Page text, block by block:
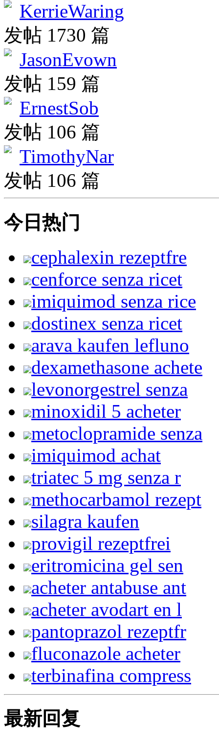
KerrieWaring
发帖 1730 篇
JasonEvown
发帖 159 篇
ErnestSob
发帖 106 篇
TimothyNar
发帖 106 篇
今日热门
cephalexin rezeptfre
cenforce senza ricet
imiquimod senza rice
dostinex senza ricet
arava kaufen lefluno
dexamethasone achete
levonorgestrel senza
minoxidil 5 acheter
metoclopramide senza
imiquimod achat
triatec 5 mg senza r
methocarbamol rezept
silagra kaufen
provigil rezeptfrei
eritromicina gel sen
acheter antabuse ant
acheter avodart en l
pantoprazol rezeptfr
fluconazole acheter
terbinafina compress
最新回复